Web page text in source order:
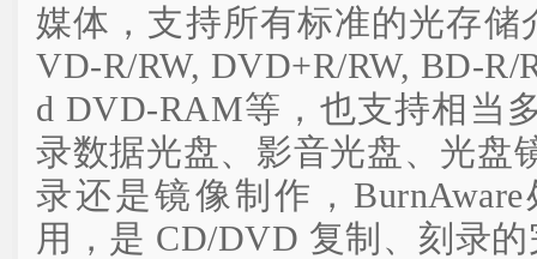
媒体，支持所有标准的光存储
VD-R/RW, DVD+R/RW, BD-R/
d DVD-RAM等，也支持相当
录数据光盘、影音光盘、光盘
录还是镜像制作，
用，是 CD/DVD 复制、刻录